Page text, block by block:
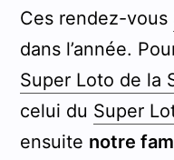
Ces rendez-vous
dans l’année.
Super Loto de la
celui du Super
ensuite notre